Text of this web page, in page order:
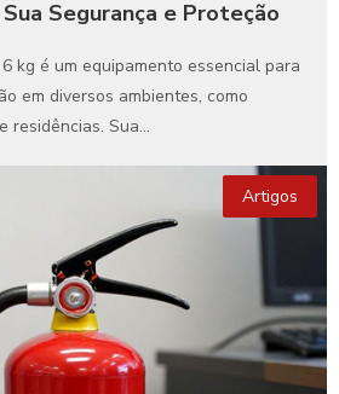
Segurança e Proteção
kg é um equipamento essencial para
em diversos ambientes, como
residências. Sua...
Artigos